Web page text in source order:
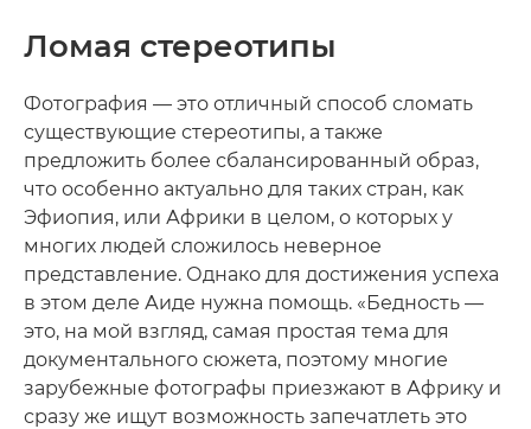
Ломая стереотипы
Фотография — это отличный способ сломать
существующие стереотипы, а также
предложить более сбалансированный образ,
что особенно актуально для таких стран, как
Эфиопия, или Африки в целом, о которых у
многих людей сложилось неверное
представление. Однако для достижения успеха
в этом деле Аиде нужна помощь. «Бедность —
это, на мой взгляд, самая простая тема для
документального сюжета, поэтому многие
зарубежные фотографы приезжают в Африку и
сразу же ищут возможность запечатлеть это